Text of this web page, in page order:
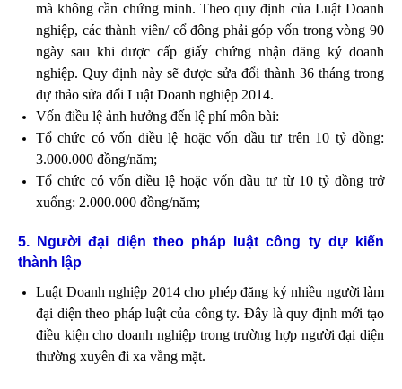
mà không cần chứng minh. Theo quy định của Luật Doanh
nghiệp, các thành viên/ cổ đông phải góp vốn trong vòng 90
ngày sau khi được cấp giấy chứng nhận đăng ký doanh
nghiệp. Quy định này sẽ được sửa đổi thành 36 tháng trong
dự thảo sửa đổi Luật Doanh nghiệp 2014.
Vốn điều lệ ảnh hưởng đến lệ phí môn bài:
Tổ chức có vốn điều lệ hoặc vốn đầu tư trên 10 tỷ đồng:
3.000.000 đồng/năm;
Tổ chức có vốn điều lệ hoặc vốn đầu tư từ 10 tỷ đồng trở
xuống: 2.000.000 đồng/năm;
5. Người đại diện theo pháp luật công ty dự kiến
thành lập
Luật Doanh nghiệp 2014 cho phép đăng ký nhiều người làm
đại diện theo pháp luật của công ty. Đây là quy định mới tạo
điều kiện cho doanh nghiệp trong trường hợp người đại diện
thường xuyên đi xa vắng mặt.